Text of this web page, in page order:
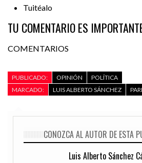
Tuitéalo
TU COMENTARIO ES
COMENTARIOS
PUBLICADO: OPINIÓN
POLÍTICA
MARCADO:
LUIS ALBERTO SÁNCHEZ
CONOZCA AL AUTOR DE ESTA
Luis Alberto Sánchez